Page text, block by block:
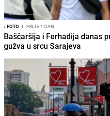
/FOTO I PRIJE 1 DAN
Baščaršija i Ferhadija danas
gužva u srcu Sarajeva